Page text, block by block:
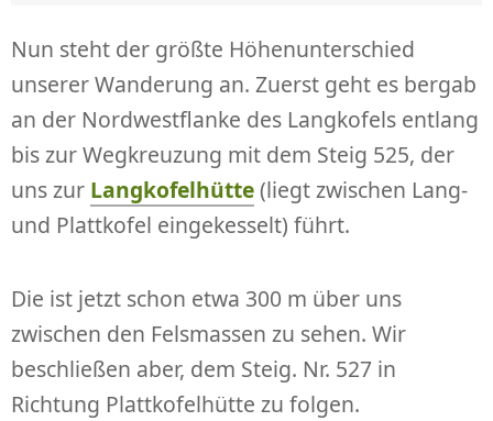
Nun steht der größte Höhenunterschied
unserer Wanderung an. Zuerst geht es bergab
an der Nordwestflanke des Langkofels entlang
bis zur Wegkreuzung mit dem Steig 525, der
uns zur Langkofelhütte(liegt zwischen Lang-
und Plattkofel eingekesselt) führt.
Die ist jetzt schon etwa 300 m über uns
zwischen den Felsmassen zu sehen. Wir
beschließen aber, dem Steig. Nr. 527 in
Richtung Plattkofelhütte zu folgen.